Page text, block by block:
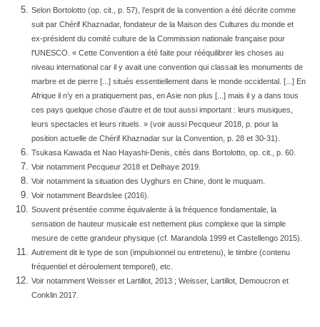
Selon Bortolotto (op. cit., p. 57), l’esprit de la convention a été décrite comme
suit par Chérif Khaznadar, fondateur de la Maison des Cultures du monde et
ex-président du comité culture de la Commission nationale française pour
l'UNESCO. « Cette Convention a été faite pour rééquilibrer les choses au
niveau international car il y avait une convention qui classait les monuments de
marbre et de pierre [...] situés essentiellement dans le monde occidental. [...] En
Afrique il n’y en a pratiquement pas, en Asie non plus [...] mais il y a dans tous
ces pays quelque chose d’autre et de tout aussi important : leurs musiques,
leurs spectacles et leurs rituels. » (voir aussi Pecqueur 2018, p. pour la
position actuelle de Chérif Khaznadar sur la Convention, p. 28 et 30-31).
Tsukasa Kawada et Nao Hayashi-Denis, cités dans Bortolotto, op. cit., p. 60.
Voir notamment Pecqueur 2018 et Delhaye 2019.
Voir notamment la situation des Uyghurs en Chine, dont le muquam.
Voir notamment Beardslee (2016).
Souvent présentée comme équivalente à la fréquence fondamentale, la
sensation de hauteur musicale est nettement plus complexe que la simple
mesure de cette grandeur physique (cf. Marandola 1999 et Castellengo 2015).
Autrement dit le type de son (impulsionnel ou entretenu), le timbre (contenu
fréquentiel et déroulement temporel), etc.
Voir notamment Weisser et Lartillot, 2013 ; Weisser, Lartillot, Demoucron et
Conklin 2017.